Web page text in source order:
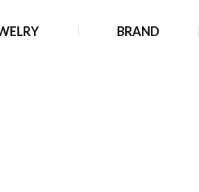
BRAND